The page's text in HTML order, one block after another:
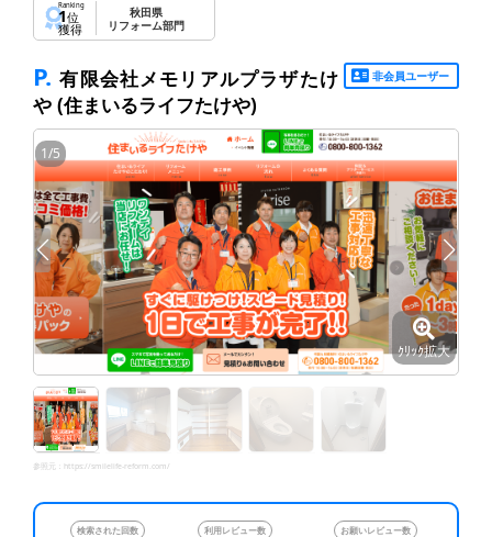
Ranking
1位
獲得
秋田県
リフォーム部門
P. 有限会社メモリアルプラザたけ
や (住まいるライフたけや)
非会員ユーザー
1/5
ｸﾘｯｸ拡大
参照元： https://smilelife-reform.com/
検索された回数 利用レビュー数 お願いレビュー数